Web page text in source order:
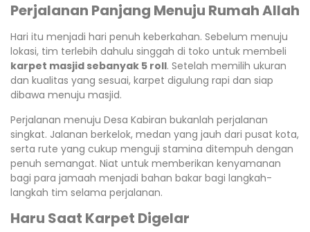
Perjalanan Panjang Menuju Rumah Allah
Hari itu menjadi hari penuh keberkahan. Sebelum menuju
lokasi, tim terlebih dahulu singgah di toko untuk membeli
karpet masjid sebanyak 5 roll. Setelah memilih ukuran
dan kualitas yang sesuai, karpet digulung rapi dan siap
dibawa menuju masjid.
Perjalanan menuju Desa Kabiran bukanlah perjalanan
singkat. Jalanan berkelok, medan yang jauh dari pusat kota,
serta rute yang cukup menguji stamina ditempuh dengan
penuh semangat. Niat untuk memberikan kenyamanan
bagi para jamaah menjadi bahan bakar bagi langkah-
langkah tim selama perjalanan.
Haru Saat Karpet Digelar